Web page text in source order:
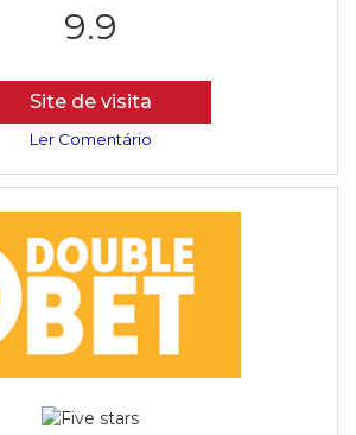
9.9
Site de visita
Ler Comentário